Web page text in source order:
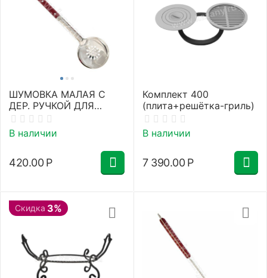
ШУМОВКА МАЛАЯ С
ДЕР. РУЧКОЙ ДЛЯ
КАЗАНОВ НА 4-8
ЛИТРОВ
В наличии
420.00 Р
Комплект 400
(плита+решётка-гриль)
В наличии
7 390.00 Р
Скидка 3%